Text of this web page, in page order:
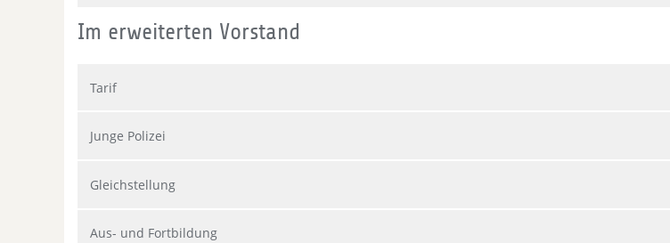
Im erweiterten Vorstand
Tarif
Junge Polizei
Gleichstellung
Aus- und Fortbildung